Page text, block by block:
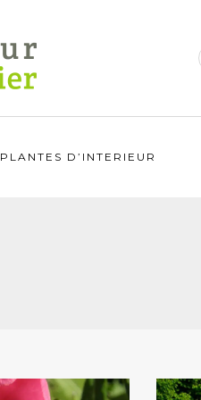
PLANTES D’INTERIEUR